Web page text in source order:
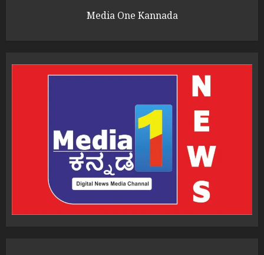
Media One Kannada